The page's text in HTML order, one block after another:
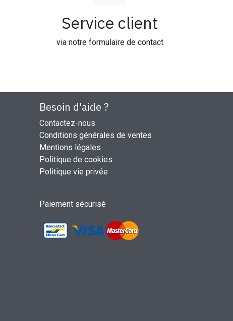
Service client
via notre formulaire de contact
Besoin d'aide ?
Contactez-nous
Conditions générales de ventes
Mentions légales
Politique de cookies
Politique vie privée
Paiement sécurisé